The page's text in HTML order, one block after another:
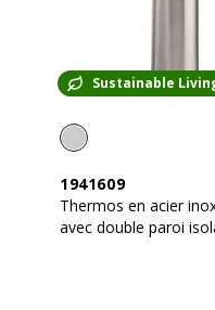
Sustainable
1941609
Thermos en acier
avec double paroi